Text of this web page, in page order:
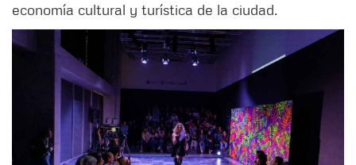
economía cultural y turística de la ciudad.